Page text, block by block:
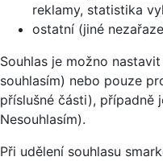
reklamy, statistika
ostatní (jiné
Souhlas je možno
souhlasím) nebo pouze
příslušné části), případně
Nesouhlasím).
Při udělení souhlasu